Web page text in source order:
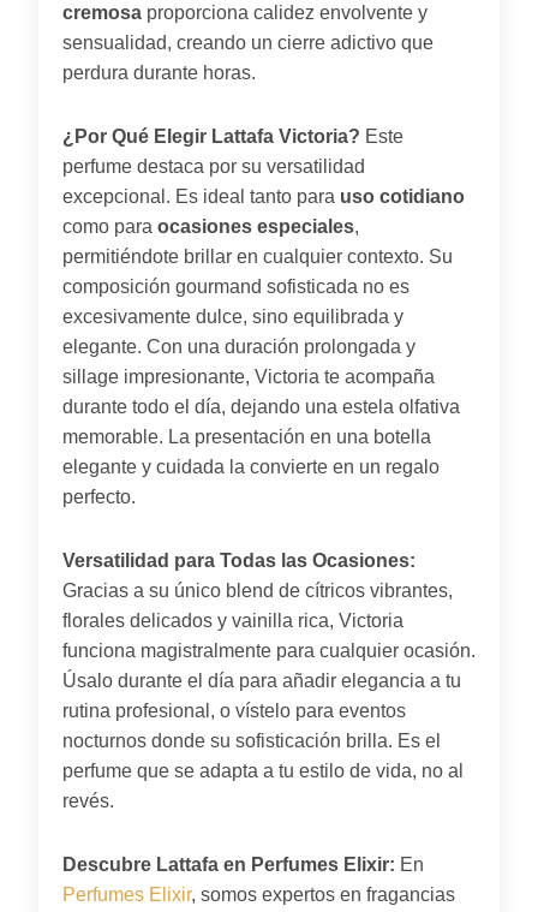
cremosa proporciona calidez envolvente y
sensualidad, creando un cierre adictivo que
perdura durante horas.
¿Por Qué Elegir Lattafa Victoria? Este
perfume destaca por su versatilidad
excepcional. Es ideal tanto para uso cotidiano
como para ocasiones especiales,
permitiéndote brillar en cualquier contexto. Su
composición gourmand sofisticada no es
excesivamente dulce, sino equilibrada y
elegante. Con una duración prolongada y
sillage impresionante, Victoria te acompaña
durante todo el día, dejando una estela olfativa
memorable. La presentación en una botella
elegante y cuidada la convierte en un regalo
perfecto.
Versatilidad para Todas las Ocasiones:
Gracias a su único blend de cítricos vibrantes,
florales delicados y vainilla rica, Victoria
funciona magistralmente para cualquier ocasión.
Úsalo durante el día para añadir elegancia a tu
rutina profesional, o vístelo para eventos
nocturnos donde su sofisticación brilla. Es el
perfume que se adapta a tu estilo de vida, no al
revés.
Descubre Lattafa en Perfumes Elixir: En
Perfumes Elixir, somos expertos en fragancias